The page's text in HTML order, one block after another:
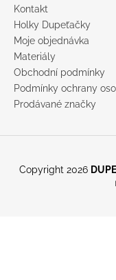
Kontakt
Holky Dupeťačky
Moje objednávka
Materiály
Obchodní podmínky
Podmínky ochrany
Prodávané značky
Copyright 2026